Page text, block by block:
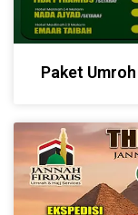
Paket